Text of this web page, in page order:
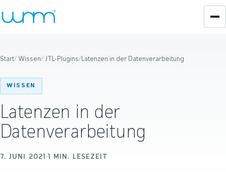
Start/ Wissen/ JTL-Plugins/Latenzen in der Datenverarbeitung
WISSEN
Latenzen in der
Datenverarbeitung
7. JUNI 2021 ·1 MIN. LESEZEIT